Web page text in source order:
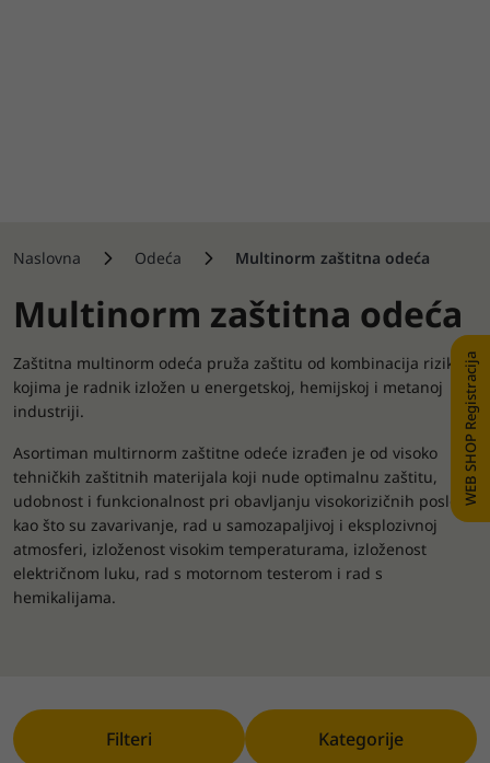
Naslovna Odeća Multinorm zaštitna odeća
Multinorm zaštitna odeća
Zaštitna multinorm odeća pruža zaštitu od kombinacija rizika
kojima je radnik izložen u energetskoj, hemijskoj i metanoj
industriji.
Asortiman multirnorm zaštitne odeće izrađen je od visoko
tehničkih zaštitnih materijala koji nude optimalnu zaštitu,
udobnost i funkcionalnost pri obavljanju visokorizičnih poslova
kao što su zavarivanje, rad u samozapaljivoj i eksplozivnoj
atmosferi, izloženost visokim temperaturama, izloženost
električnom luku, rad s motornom testerom i rad s
hemikalijama.
Filteri Kategorije
WEB SHOP Registracija